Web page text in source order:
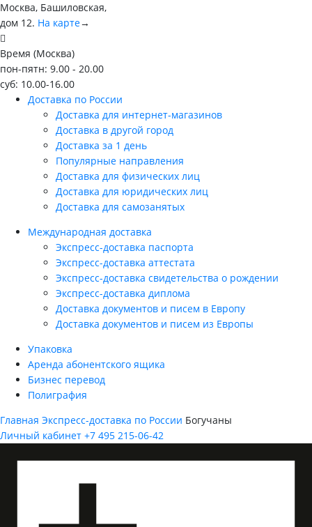
Москва, Башиловская,
дом 12. На карте→
Время (Москва)
пон-пятн: 9.00 - 20.00
суб: 10.00-16.00
Доставка по России
Доставка для интернет-магазинов
Доставка в другой город
Доставка за 1 день
Популярные направления
Доставка для физических лиц
Доставка для юридических лиц
Доставка для самозанятых
Международная доставка
Экспресс-доставка паспорта
Экспресс-доставка аттестата
Экспресс-доставка свидетельства о рождении
Экспресс-доставка диплома
Доставка документов и писем в Европу
Доставка документов и писем из Европы
Упаковка
Аренда абонентского ящика
Бизнес перевод
Полиграфия
Главная Экспресс-доставка по России Богучаны
Личный кабинет +7 495 215-06-42